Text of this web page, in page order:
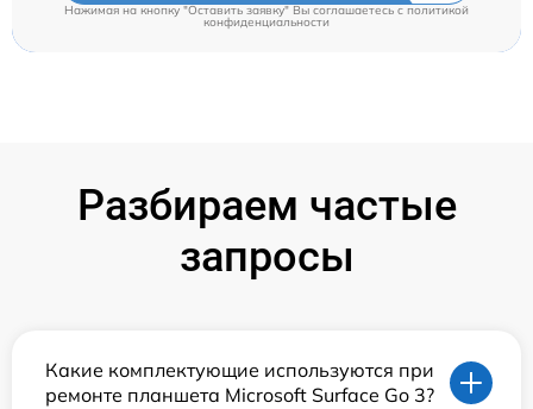
Нажимая на кнопку "Оставить заявку" Вы соглашаетесь cполитикой
конфиденциальности
Разбираем частые
запросы
Какие комплектующие используются при
ремонте планшета Microsoft Surface Go 3?